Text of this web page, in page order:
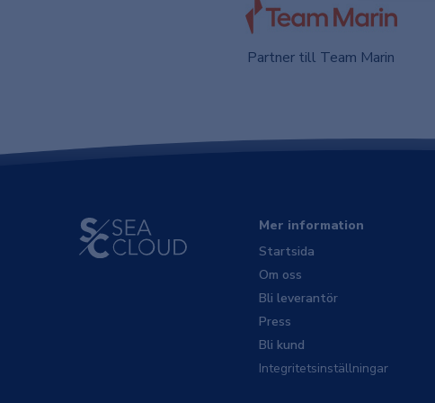
Partner till Team Marin
Mer information
Startsida
Om oss
Bli leverantör
Press
Bli kund
Integritetsinställningar